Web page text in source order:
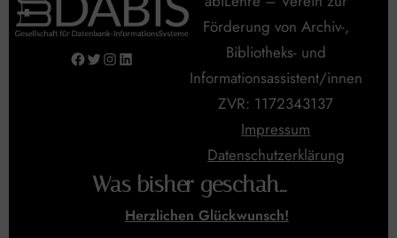
Facebook
Twitter
Instagram
LinkedIn
Förderung von Archiv-,
Bibliotheks- und
Informationsassistent/innen
ZVR: 1172343137
Impressum
Datenschutzerklärung
Was bisher geschah…
Herzlichen Glückwunsch!